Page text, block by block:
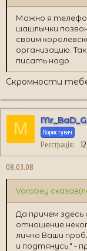
Можно я
шашлычки
своим
организацию.
писать надо.
Скромности
M Користувач
Реєстрація
08.03.08
Vorobey
Да причем
отношение
лично Ваши
и подтянусь." -